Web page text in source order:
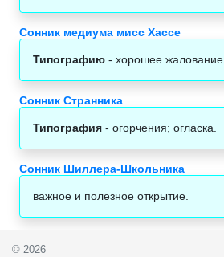
Сонник медиума мисс Хассе
Типографию - хорошее жалование.
Сонник Странника
Типография - огорчения; огласка.
Сонник Шиллера-Школьника
важное и полезное открытие.
© 2026